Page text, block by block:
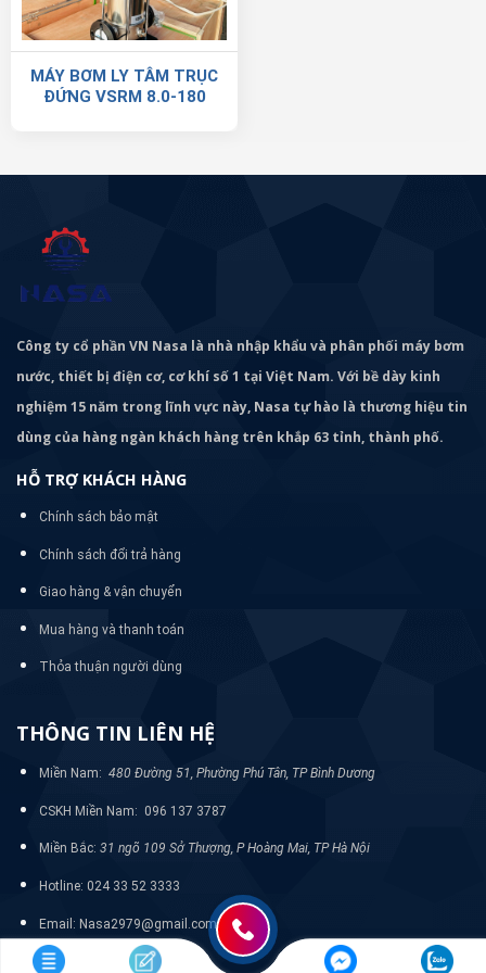
MÁY BƠM LY TÂM TRỤC
ĐỨNG VSRM 8.0-180
Công ty cổ phần VN Nasa là nhà nhập khẩu và phân phối máy bơm
nước, thiết bị điện cơ, cơ khí số 1 tại Việt Nam. Với bề dày kinh
nghiệm 15 năm trong lĩnh vực này, Nasa tự hào là thương hiệu tin
dùng của hàng ngàn khách hàng trên khắp 63 tỉnh, thành phố.
HỖ TRỢ KHÁCH HÀNG
Chính sách bảo mật
Chính sách đổi trả hàng
Giao hàng & vận chuyển
Mua hàng và thanh toán
Thỏa thuận người dùng
THÔNG TIN LIÊN HỆ
Miền Nam: 480 Đường 51, Phường Phú Tân, TP Bình Dương
CSKH Miền Nam: 096 137 3787
Miền Bắc: 31 ngõ 109 Sở Thượng, P Hoàng Mai, TP Hà Nội
Hotline: 024 33 52 3333
Email: Nasa2979@gmail.com